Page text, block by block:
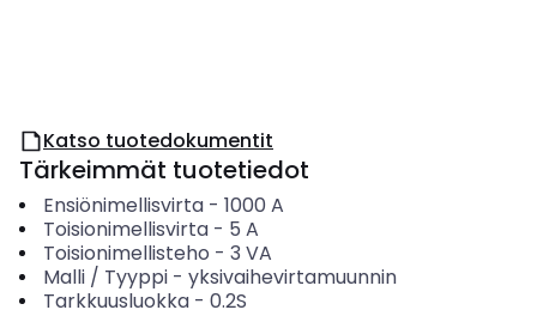
Katso tuotedokumentit
Tärkeimmät tuotetiedot
Ensiönimellisvirta- 1000 A
Toisionimellisvirta- 5 A
Toisionimellisteho - 3 VA
Malli / Tyyppi- yksivaihevirtamuunnin
Tarkkuusluokka- 0.2S